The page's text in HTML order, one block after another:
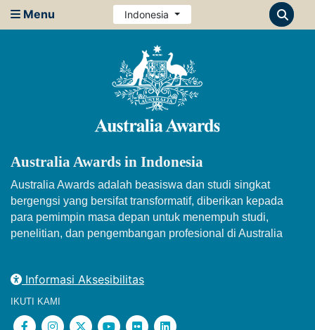
Menu Indonesia
Australia Awards in Indonesia
Australia Awards adalah beasiswa dan studi singkat
bergengsi yang bersifat transformatif, diberikan kepada
para pemimpin masa depan untuk menempuh studi,
penelitian, dan pengembangan profesional di Australia
Informasi Aksesibilitas
IKUTI KAMI